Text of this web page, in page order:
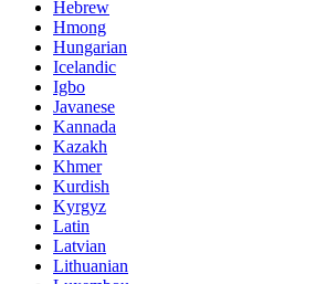
Hebrew
Hmong
Hungarian
Icelandic
Igbo
Javanese
Kannada
Kazakh
Khmer
Kurdish
Kyrgyz
Latin
Latvian
Lithuanian